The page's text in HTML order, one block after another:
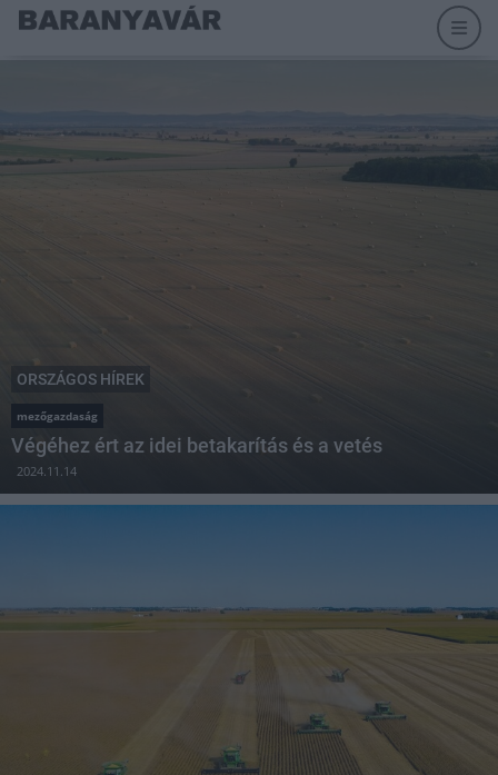
ORSZÁGOS HÍREK
mezőgazdaság
Végéhez ért az idei betakarítás és a vetés
2024.11.14